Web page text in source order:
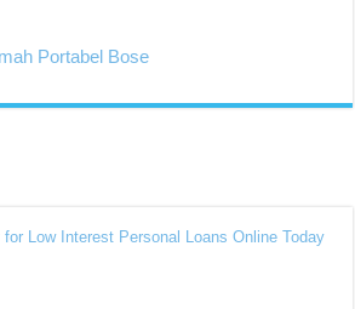
Portabel Bose
for Low Interest Personal Loans Online Today